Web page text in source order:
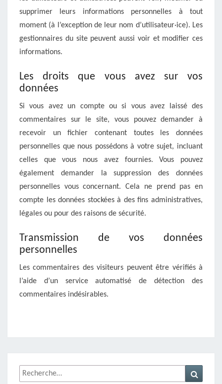
supprimer leurs informations personnelles à tout
moment (à l’exception de leur nom d’utilisateur·ice). Les
gestionnaires du site peuvent aussi voir et modifier ces
informations.
Les droits que vous avez sur vos
données
Si vous avez un compte ou si vous avez laissé des
commentaires sur le site, vous pouvez demander à
recevoir un fichier contenant toutes les données
personnelles que nous possédons à votre sujet, incluant
celles que vous nous avez fournies. Vous pouvez
également demander la suppression des données
personnelles vous concernant. Cela ne prend pas en
compte les données stockées à des fins administratives,
légales ou pour des raisons de sécurité.
Transmission de vos données
personnelles
Les commentaires des visiteurs peuvent être vérifiés à
l’aide d’un service automatisé de détection des
commentaires indésirables.
Rechercher :